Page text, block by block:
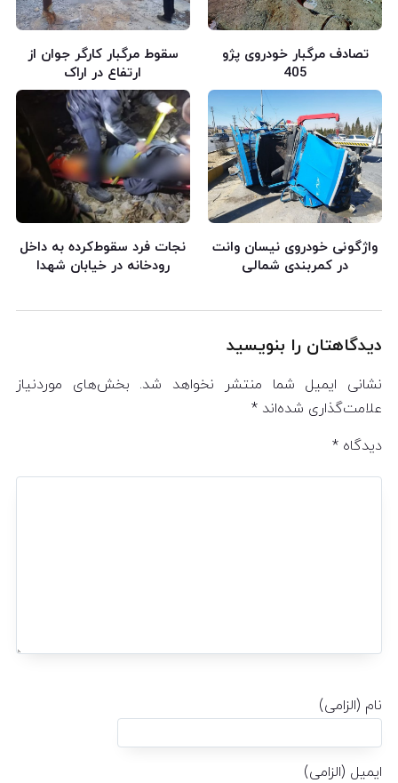
تصادف مرگبار خودروی پژو
405
سقوط مرگبار کارگر جوان از
ارتفاع در اراک
واژگونی خودروی نیسان وانت
در کمربندی شمالی
نجات فرد سقوط‌کرده به داخل
رودخانه در خیابان شهدا
دیدگاهتان را بنویسید
نشانی ایمیل شما منتشر نخواهد شد. بخش‌های موردنیاز
علامت‌گذاری شده‌اند *
دیدگاه *
نام (الزامی)
ایمیل (الزامی)